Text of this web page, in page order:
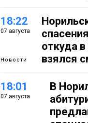
18:22
07 августа
Новости
откуда
взялся
18:01
07 августа
В